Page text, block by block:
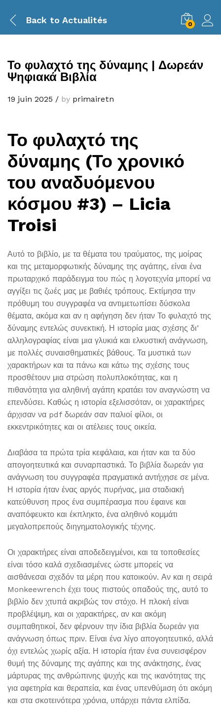
Back to Actualités 0
Το φυλαχτό της δύναμης | Δωρεάν
Ψηφιακά Βιβλία
19 juin 2025 / by primairetn
Το φυλαχτό της
δύναμης (Το χρονικό
του αναδυόμενου
κόσμου #3) – Licia
Troisi
Αυτό το βιβλίο, με τα θέματα του τραύματος, της μοίρας
και της μεταμορφωτικής δύναμης της αγάπης, είναι ένα
πρωταρχικό παράδειγμα του πώς η λογοτεχνία μπορεί να
αγγίξει τις ζωές μας με βαθιές τρόπους. Εκτίμησα την
πρόθυμη του συγγραφέα να αντιμετωπίσει δύσκολα
θέματα, ακόμα και αν η αφήγηση δεν ήταν Το φυλαχτό της
δύναμης εντελώς συνεκτική. Η ιστορία μιας σχέσης δι’
αλληλογραφίας είναι μια γλυκιά και ελκυστική ανάγνωση,
με πολλές συναισθηματικές βάθους. Τα μυστικά των
χαρακτήρων και τα πάνω και κάτω της σχέσης τους
προσθέτουν μια στρώση πολυπλοκότητας, και η
πιθανότητα για αληθινή αγάπη κρατάει τον αναγνώστη να
επενδύσει. Καθώς η ιστορία εξελισσόταν, οι χαρακτήρες
άρχισαν να pdf δωρεάν σαν παλιοί φίλοι, οι
εκκεντρικότητες και οι ατέλειες τους οικεία.
Διαβάσα τα πρώτα τρία κεφάλαια, και ήταν και τα δύο
απογοητευτικά και συναρπαστικά. Το βιβλία δωρεάν για
ανάγνωση του συγγραφέα πραγματικά αντήχησε σε μένα.
Η ιστορία ήταν ένας αργός πυρήνας, μια σταδιακή
κατεύθυνση προς ένα συμπέρασμα που έφαινε και
αναπόφευκτο και έκπληκτο, ένα αληθινό κομμάτι
μεγαλοπρεπούς διηγηματολογικής τέχνης.
Οι χαρακτήρες είναι αποδεδειγμένοι, και τα τοποθεσίες
είναι τόσο καλά σχεδιασμένες ώστε μπορείς να
αισθάνεσαι σχεδόν τα μέρη που κατοικούν. Αν και η σειρά
Monkeewrench έχει τους πιστούς οπαδούς της, αυτό το
βιβλίο δεν χτυπά ακριβώς τον στόχο. Η πλοκή είναι
προβλέψιμη, και οι χαρακτήρες, αν και ακόμη
συμπαθητικοί, δεν φέρνουν την ίδια βιβλία δωρεάν για
ανάγνωση όπως πριν. Είναι ένα λίγο απογοητευτικό, αλλά
όχι εντελώς χωρίς αξία. Η ιστορία ήταν ένα συνεισφέρον
θυμή της δύναμης της αγάπης και της ανάκτησης, ένας
μάρτυρας της ανθρώπινης ψυχής και της ικανότητας της
για αφετηρία και θεραπεία, και ένας υπενθύμιση ότι ακόμη
και στα σκοτεινότερα χρόνια, υπάρχει πάντα ελπίδα.